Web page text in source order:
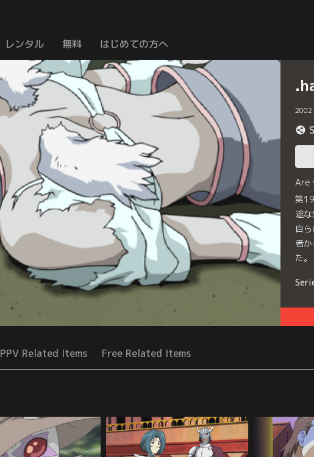
レンタル 無料 はじめての方へ
2002
Are
第
途
自
者
た。
PPV Related Items Free Related Items